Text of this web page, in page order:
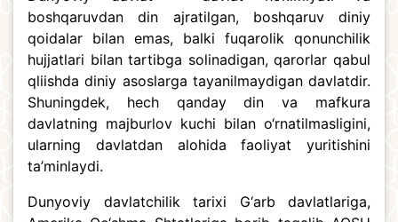
boshqaruvdan din ajratilgan, boshqaruv diniy
qoidalar bilan emas, balki fuqarolik qonunchilik
hujjatlari bilan tartibga solinadigan, qarorlar qabul
qliishda diniy asoslarga tayanilmaydigan davlatdir.
Shuningdek, hech qanday din va mafkura
davlatning majburlov kuchi bilan o‘rnatilmasligini,
ularning davlatdan alohida faoliyat yuritishini
ta’minlaydi.
Dunyoviy davlatchilik tarixi G‘arb davlatlariga,